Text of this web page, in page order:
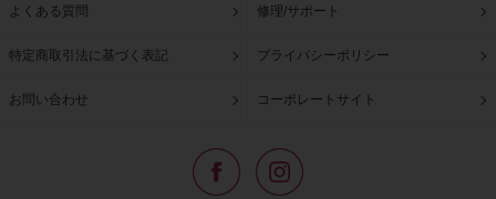
よくある質問 修理/サポート
特定商取引法に基づく表記 プライバシーポリシー
お問い合わせ コーポレートサイト